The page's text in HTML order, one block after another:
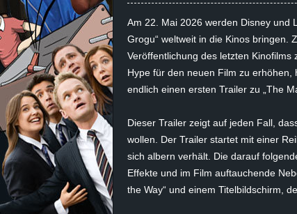
s
g
e
z
e
Am 22. Mai 2026 werden Disney und
Grogu“ weltweit in die Kinos bringen.
Veröffentlichung des letzten
Hype für den neuen Film zu
endlich einen ersten Trailer zu „The
Dieser Trailer zeigt auf jeden Fall,
wollen. Der Trailer startet mit einer
sich albern verhält. Die darauf
Effekte und im Film auftauchende
the Way“ und einem Titelbildschirm,